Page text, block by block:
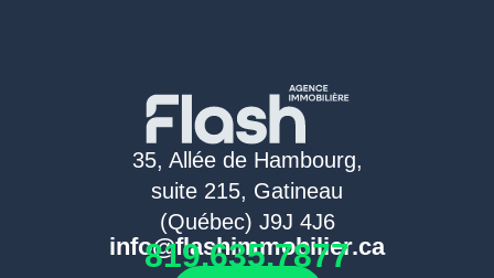
35, Allée de Hambourg,
suite 215, Gatineau
(Québec) J9J 4J6
info@flashimmobilier.ca
819.635.7877